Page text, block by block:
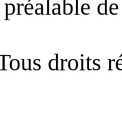
droits